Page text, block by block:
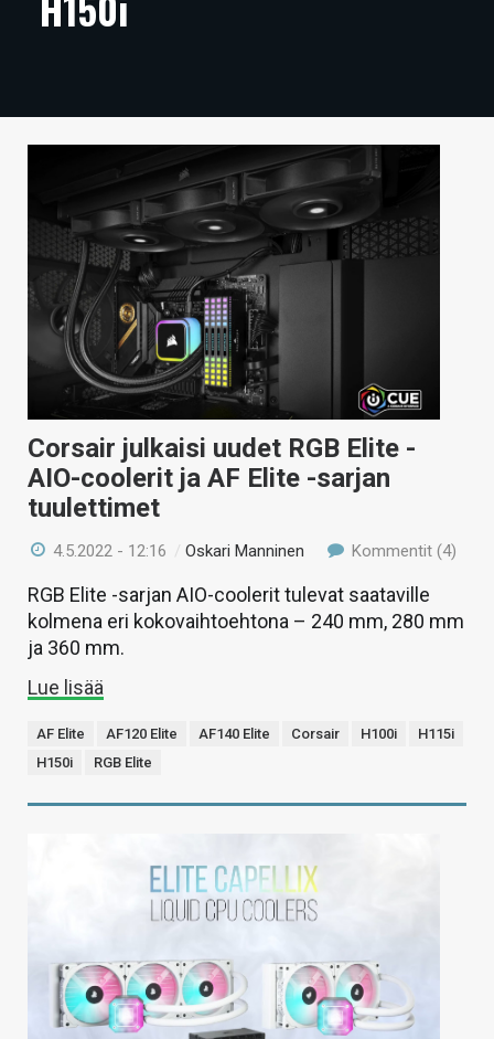
ARTIKKELIT
TECHBBS
HINTA.FI
KAUPPA
VAIHDA TEEMA
HAKU
Corsair julkaisi uudet RGB Elite -
AIO-coolerit ja AF Elite -sarjan
tuulettimet
4.5.2022 - 12:16 /Oskari Manninen Kommentit (4)
RGB Elite -sarjan AIO-coolerit tulevat saataville
kolmena eri kokovaihtoehtona – 240 mm, 280 mm
ja 360 mm.
Lue lisää
AF Elite AF120 Elite AF140 Elite Corsair H100i
H115i
H150i
RGB Elite